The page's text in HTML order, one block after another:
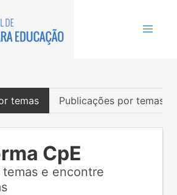
temas Publicações por temas
CpE
e encontre